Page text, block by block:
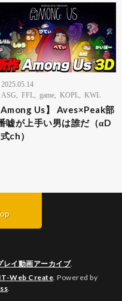
2025.05.14
ASG
FFL game KOPL KWL
Among Us】 Aves×Peak部
嘘が上手い男は誰だ（αD
ch）
レイ動画アーカイブ.
Web Create. Powered by
.